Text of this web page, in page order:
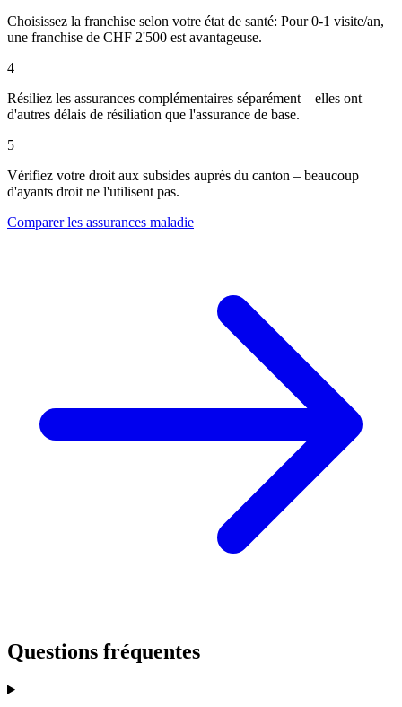
Choisissez la franchise selon votre état de santé: Pour 0-1 visite/an,
une franchise de CHF 2'500 est avantageuse.
4
Résiliez les assurances complémentaires séparément – elles ont
d'autres délais de résiliation que l'assurance de base.
5
Vérifiez votre droit aux subsides auprès du canton – beaucoup
d'ayants droit ne l'utilisent pas.
Comparer les assurances maladie
Questions fréquentes